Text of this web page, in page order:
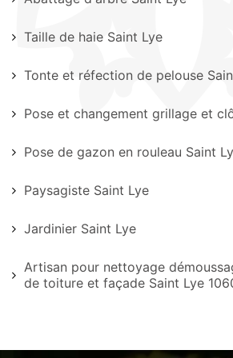
Taille de haie Saint Lye
Tonte et réfection de pelouse
Pose et changement grillage et
Pose de gazon en rouleau Saint
Paysagiste Saint Lye
Jardinier Saint Lye
Artisan pour nettoyage
de toiture et façade Saint Lye